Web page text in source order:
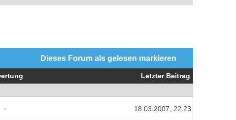
Dieses Forum als gelesen markieren
Letzter Beitrag
- 18.03.2007, 22:23